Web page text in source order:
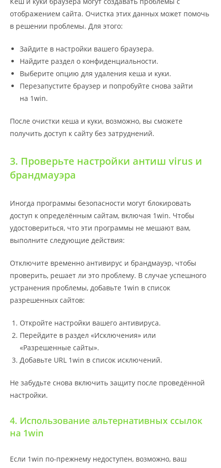
отображением сайта. Очистка этих данных может помочь
в решении проблемы. Для этого:
Зайдите в настройки вашего браузера.
Найдите раздел о конфиденциальности.
Выберите опцию для удаления кеша и куки.
Перезапустите браузер и попробуйте снова зайти
на 1win.
После очистки кеша и куки, возможно, вы сможете
получить доступ к сайту без затруднений.
3. Проверьте настройки антиш virus и
брандмауэра
Иногда программы безопасности могут блокировать
доступ к определённым сайтам, включая 1win. Чтобы
удостовериться, что эти программы не мешают вам,
выполните следующие действия:
Отключите временно антивирус и брандмауэр, чтобы
проверить, решает ли это проблему. В случае успешного
устранения проблемы, добавьте 1win в список
разрешенных сайтов:
Откройте настройки вашего антивируса.
Перейдите в раздел «Исключения» или
«Разрешенные сайты».
Добавьте URL 1win в список исключений.
Не забудьте снова включить защиту после проведённой
настройки.
4. Использование альтернативных ссылок
на 1win
Если 1win по-прежнему недоступен, возможно, ваш